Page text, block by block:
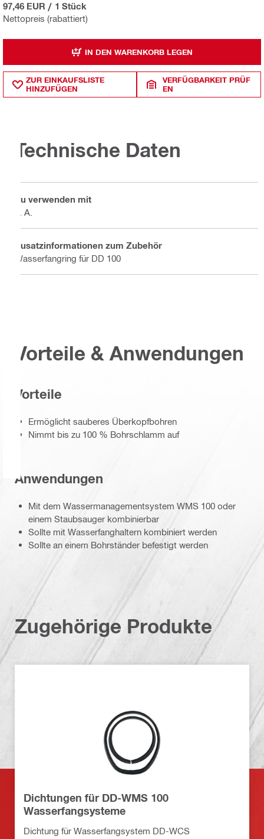
Nettopreis (rabattiert)
97,46 EUR / 1 Stück
IN DEN WARENKORB LEGEN
ZUR EINKAUFSLISTE
HINZUFÜGEN
VERFÜGBARKEIT PRÜF
EN
Technische Daten
Zu verwenden mit
k. A.
Zusatzinformationen zum Zubehör
Wasserfangring für DD 100
Vorteile & Anwendungen
Vorteile
Ermöglicht sauberes Überkopfbohren
Nimmt bis zu 100 % Bohrschlamm auf
Anwendungen
Mit dem Wassermanagementsystem WMS 100 oder
einem Staubsauger kombinierbar
Sollte mit Wasserfanghaltern kombiniert werden
Sollte an einem Bohrständer befestigt werden
Zugehörige Produkte
Dichtungen für DD-WMS 100
Wasserfangsysteme
Dichtung für Wasserfangsystem DD-WCS